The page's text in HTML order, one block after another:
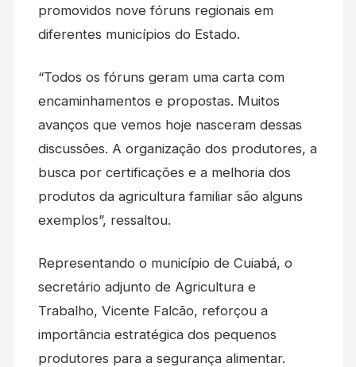
promovidos nove fóruns regionais em
diferentes municípios do Estado.
“Todos os fóruns geram uma carta com
encaminhamentos e propostas. Muitos
avanços que vemos hoje nasceram dessas
discussões. A organização dos produtores, a
busca por certificações e a melhoria dos
produtos da agricultura familiar são alguns
exemplos”, ressaltou.
Representando o município de Cuiabá, o
secretário adjunto de Agricultura e
Trabalho, Vicente Falcão, reforçou a
importância estratégica dos pequenos
produtores para a segurança alimentar.